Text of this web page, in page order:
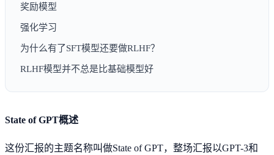
奖励模型
强化学习
为什么有了SFT模型还要做RLHF？
RLHF模型并不总是比基础模型好
State of GPT概述
这份汇报的主题名称叫做State of GPT，整场汇报以GPT-3和